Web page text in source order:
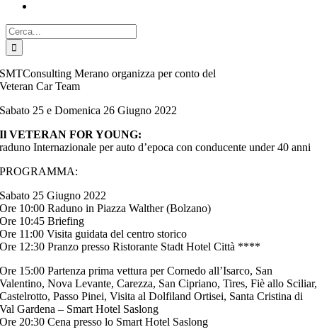
Cerca
per:
SMTConsulting Merano organizza per conto del
Veteran Car Team
Sabato 25 e Domenica 26 Giugno 2022
Il VETERAN FOR YOUNG:
raduno Internazionale per auto d’epoca con conducente under 40 anni
PROGRAMMA:
Sabato 25 Giugno 2022
Ore 10:00 Raduno in Piazza Walther (Bolzano)
Ore 10:45 Briefing
Ore 11:00 Visita guidata del centro storico
Ore 12:30 Pranzo presso Ristorante Stadt Hotel Città ****
Ore 15:00 Partenza prima vettura per Cornedo all’Isarco, San
Valentino, Nova Levante, Carezza, San Cipriano, Tires, Fiè allo Sciliar,
Castelrotto, Passo Pinei, Visita al Dolfiland Ortisei, Santa Cristina di
Val Gardena – Smart Hotel Saslong
Ore 20:30 Cena presso lo Smart Hotel Saslong